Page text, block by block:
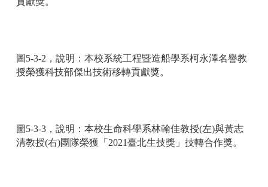
圖5-3-2，說明：本校系統工程暨造船學系柯永澤名譽教
授榮獲科技部傑出技術移轉貢獻獎。
圖5-3-3，說明：本校生命科學系林翰佳教授(左)與黃志
清教授(右)團隊榮獲「2021臺北生技獎」技轉合作獎。